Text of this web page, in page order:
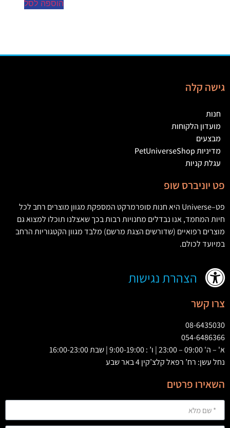
גישה קלה
חנות
מועדון הלקוחות
מבצעים
מדיניות PetUniverseShop
עגלת קניות
פט יוניברס שופ
פט–
Universe היא חנות סופרמרקט המספקת מגוון מוצרים רחב לכל
חיות המחמד,אנו נבדלים מחנויות רבות בכך שאצלנו תוכלו למצוא גם
מוצרים רפואיים (שדורשים הצגת מרשם) מלבד מגוון הקטגוריות הרחב
במיועד לכולם.
הצהרת נגישות
צרו קשר
08-6435030
054-6486366
א' – ה' 09:00 – 23:00 | ו’ : 9:00-19:00 | שבת 16:00-23:00
נחל עשן: רח’ רפאל קלצ’קין 4 באר שבע
השאירו פרטים